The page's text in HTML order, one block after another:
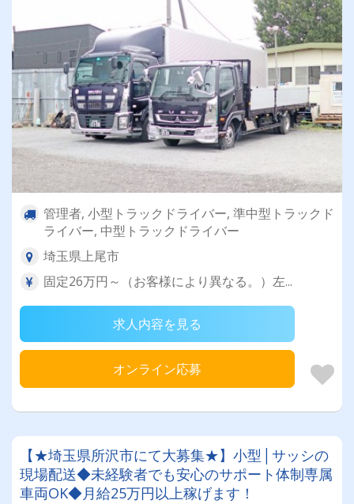
管理者, 小型トラックドライバー, 準中型トラックド
ライバー, 中型トラックドライバー
埼玉県上尾市
固定26万円～（お客様により異なる。）左...
求人内容を見る
オンライン応募
【★埼玉県所沢市にて大募集★】小型│サッシの
現場配送◆未経験者でも安心のサポート体制専属
車両OK◆月給25万円以上稼げます！